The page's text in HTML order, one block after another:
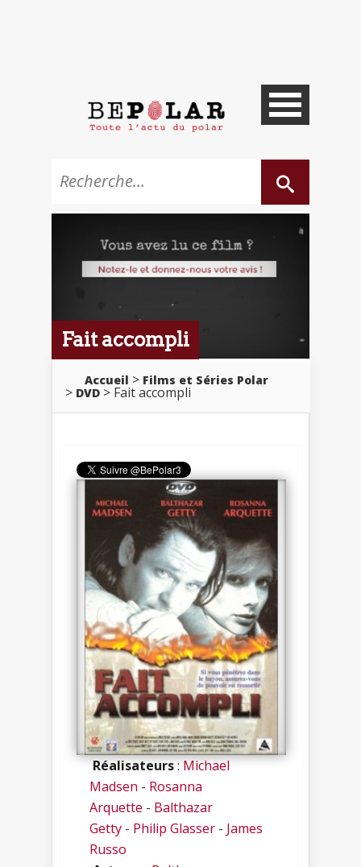
Fait accompli
Accueil
Films et Séries Polar
DVD
Fait accompli
Réalisateurs:Michael
Madsen - Rosanna
Arquette - Balthazar
Getty - Philip Glasser - James
Russo